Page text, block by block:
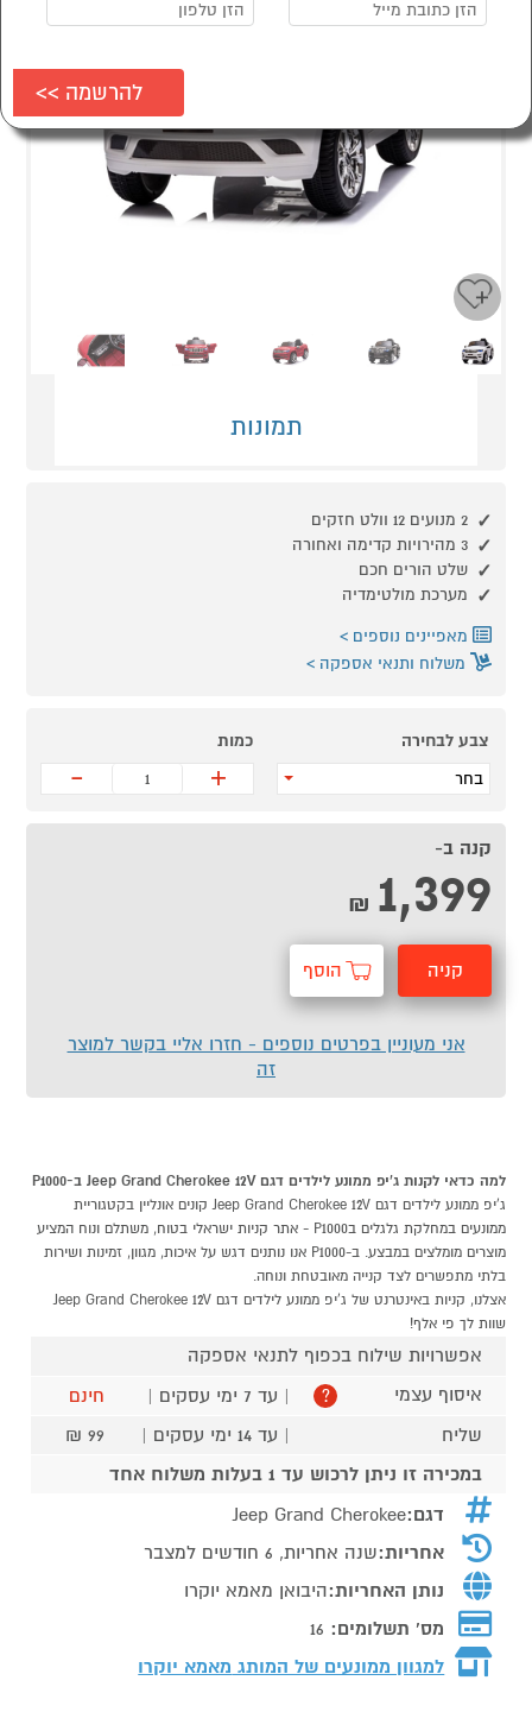
תמונות
2 מנועים 12 וולט חזקים
3 מהירויות קדימה ואחורה
שלט הורים חכם
מערכת מולטימדיה
מאפיינים נוספים
משלוח ותנאי אספקה
צבע לבחירה
בחר
כמות
+
-
קנה ב-
1,399
₪
קניה הוסף
אני מעוניין בפרטים נוספים - חזרו אליי בקשר למוצר
זה
למה כדאי לקנות ג'יפ ממונע לילדים דגם Jeep Grand Cherokee 12V ב-P1000
ג'יפ ממונע לילדים דגם Jeep Grand Cherokee 12V קונים אונליין בקטגוריית
ממונעים במחלקת גלגלים בP1000 - אתר קניות ישראלי בטוח, משתלם ונוח המציע
מוצרים מומלצים במבצע. ב-P1000 אנו נותנים דגש על איכות, מגוון, זמינות ושירות
בלתי מתפשרים לצד קנייה מאובטחת ונוחה.
אצלנו, קניות באינטרנט של ג'יפ ממונע לילדים דגם Jeep Grand Cherokee 12V
שוות לך פי אלף!
אפשרויות שילוח בכפוף לתנאי אספקה
איסוף עצמי
? | עד 7 ימי עסקים |
חינם
שליח
| עד 14 ימי עסקים |
99 ₪
במכירה זו ניתן לרכוש עד 1 בעלות משלוח אחד
דגם:Jeep Grand Cherokee
אחריות:שנה אחריות, 6 חודשים למצבר
נותן האחריות:היבואן מאמא יוקרו
מס' תשלומים: 16
למגוון ממונעים של המותג מאמא יוקרו